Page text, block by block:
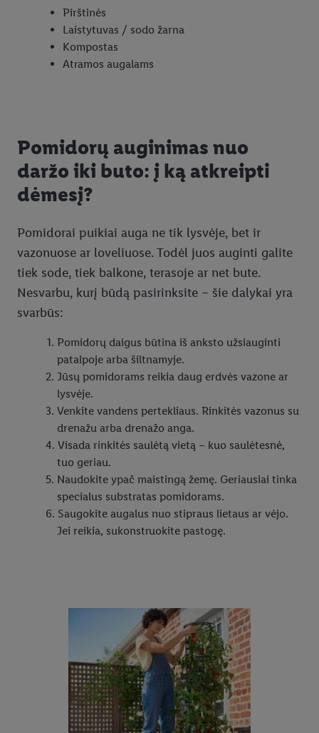
Pirštinės
Laistytuvas / sodo žarna
Kompostas
Atramos augalams
Pomidorų auginimas nuo
daržo iki buto: į ką atkreipti
dėmesį?
Pomidorai puikiai auga ne tik lysvėje, bet ir
vazonuose ar loveliuose. Todėl juos auginti galite
tiek sode, tiek balkone, terasoje ar net bute.
Nesvarbu, kurį būdą pasirinksite – šie dalykai yra
svarbūs:
Pomidorų daigus būtina iš anksto užsiauginti
patalpoje arba šiltnamyje.
Jūsų pomidorams reikia daug erdvės vazone ar
lysvėje.
Venkite vandens pertekliaus. Rinkitės vazonus su
drenažu arba drenažo anga.
Visada rinkitės saulėtą vietą – kuo saulėtesnė,
tuo geriau.
Naudokite ypač maistingą žemę. Geriausiai tinka
specialus substratas pomidorams.
Saugokite augalus nuo stipraus lietaus ar vėjo.
Jei reikia, sukonstruokite pastogę.